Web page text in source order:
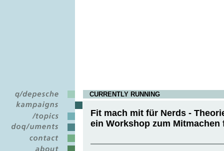
CURRENTLY RUNNING
Fit mach mit für Nerds -
ein Workshop zum Mitmachen